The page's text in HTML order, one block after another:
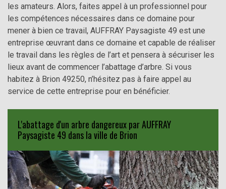
les amateurs. Alors, faites appel à un professionnel pour
les compétences nécessaires dans ce domaine pour
mener à bien ce travail, AUFFRAY Paysagiste 49 est une
entreprise œuvrant dans ce domaine et capable de réaliser
le travail dans les règles de l’art et pensera à sécuriser les
lieux avant de commencer l’abattage d’arbre. Si vous
habitez à Brion 49250, n’hésitez pas à faire appel au
service de cette entreprise pour en bénéficier.
L'abattage d'un arbre dangereux par AUFFRAY
Paysagiste 49 dans la ville de Brion